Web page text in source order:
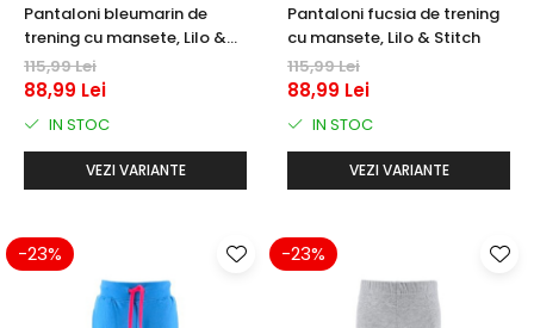
Pantaloni bleumarin de
trening cu mansete, Lilo &
Stitch
115,99 Lei
88,99 Lei
IN STOC
VEZI VARIANTE
Pantaloni fucsia de trening
cu mansete, Lilo & Stitch
115,99 Lei
88,99 Lei
IN STOC
VEZI VARIANTE
-23% -23%